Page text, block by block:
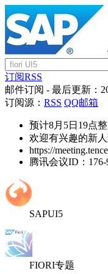
订阅RSS
邮件订阅 - 最后更新：
订阅源： RSS QQ邮箱
预计8月5日19点
欢迎有兴趣的新
https://
腾讯会议ID：176-
SAPUI5
FIORI专题